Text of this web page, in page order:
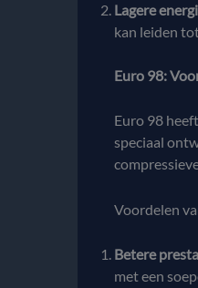
Lagere
kan leiden
Euro 98:
Euro 98
speciaal
Voordelen
Betere
met een